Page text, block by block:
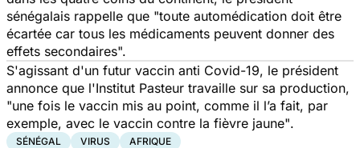
sénégalais rappelle que "toute automédication doit être
écartée car tous les médicaments peuvent donner des
effets secondaires".
S'agissant d'un futur vaccin anti Covid-19, le président
annonce que l'Institut Pasteur travaille sur sa production,
"une fois le vaccin mis au point, comme il l’a fait, par
exemple, avec le vaccin contre la fièvre jaune".
SÉNÉGAL VIRUS AFRIQUE